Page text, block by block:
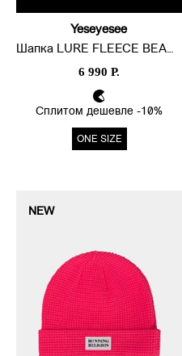
Yeseyesee
Шапка LURE FLEECE BEANIE
6 990 Р.
Сплитом дешевле -10%
ONE SIZE
NEW